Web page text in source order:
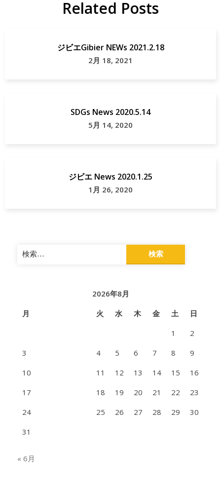
Related Posts
ジビエGibier NEWs 2021.2.18
2月 18, 2021
SDGs News 2020.5.14
5月 14, 2020
ジビエ News 2020.1.25
1月 26, 2020
検
索:
2026年8月
月
火 水 木 金 土
日
1
2
3
4 5 6 7 8
9
10
11 12 13 14 15
16
17
18 19 20 21 22
23
24
25 26 27 28 29
30
31
« 6月